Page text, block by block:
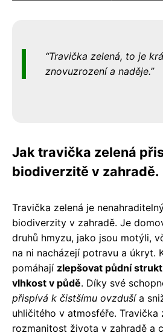
Travička zelená, to je
znovuzrození a naděje.
Jak travička zelená
biodiverzitě v zahradě.
Travička zelená je
biodiverzity v zahradě. Je
druhů hmyzu, jako jsou motýli,
na ni nacházejí potravu a úkryt.
pomáhají zlepšovat půdní
vlhkost v půdě. Díky své
přispívá k čistšímu ovzdušía
uhličitého v atmosféře.
rozmanitost života v zahradě a